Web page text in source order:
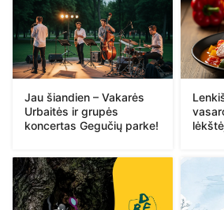
Jau šiandien – Vakarės
Urbaitės ir grupės
koncertas Gegučių parke!